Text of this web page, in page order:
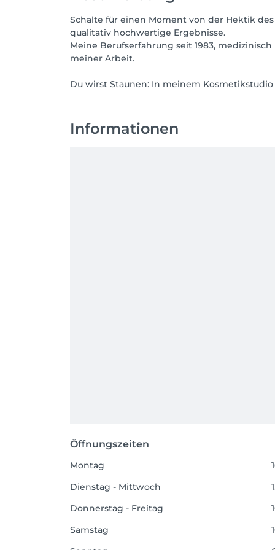
Schalte für einen Moment von der Hektik
qualitativ hochwertige Ergebnisse.
Meine Berufserfahrung seit 1983,
meiner Arbeit.
Du wirst Staunen: In meinem
Informationen
Öffnungszeiten
Montag
Dienstag - Mittwoch
Donnerstag - Freitag
Samstag